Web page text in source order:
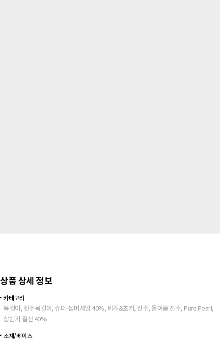
상품 상세 정보
카테고리
목걸이, 진주목걸이, 슈퍼-썸머세일 40%, 비즈&초커, 진주, 올여름 진주, Pure Pearl,
상반기 결산 40%
소재/베이스